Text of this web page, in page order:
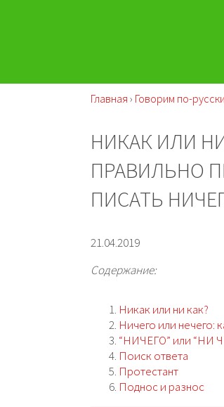
Главная › Говорим по-русски
НИКАК ИЛИ
ПРАВИЛЬНО
ПИСАТЬ
21.04.2019
Содержание:
Никак или ни как?
Ничего или нечего:
“НИЧЕГО” или “НИ
Поиск ответа
Протестант
Поднос и разнос